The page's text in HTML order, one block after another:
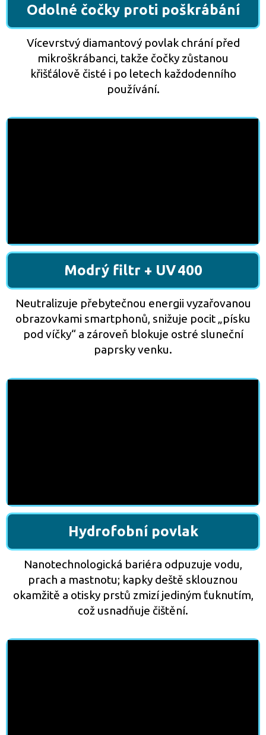
Odolné čočky proti poškrábání
Vícevrstvý diamantový povlak chrání před
mikroškrábanci, takže čočky zůstanou
křišťálově čisté i po letech každodenního
používání.
Modrý filtr + UV 400
Neutralizuje přebytečnou energii vyzařovanou
obrazovkami smartphonů, snižuje pocit „písku
pod víčky“ a zároveň blokuje ostré sluneční
paprsky venku.
Hydrofobní povlak
Nanotechnologická bariéra odpuzuje vodu,
prach a mastnotu; kapky deště sklouznou
okamžitě a otisky prstů zmizí jediným ťuknutím,
což usnadňuje čištění.